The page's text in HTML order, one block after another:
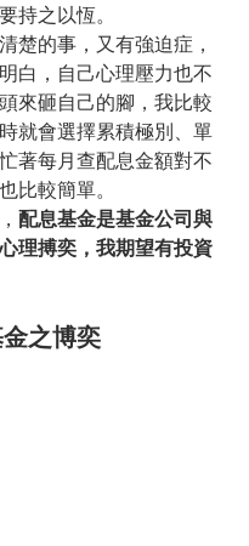
持之以恆。
楚的事，又有強迫症，
白，自己心理壓力也不
來砸自己的腳，我比較
就會選擇累積極別、單
著每月查配息金額對不
比較簡單。
配息基金是基金公司與
理搏奕，我期望有投資
之博奕